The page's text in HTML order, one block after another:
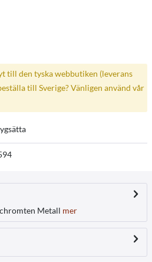
till den tyska webbutiken (leverans
till Sverige? Vänligen använd vår
Metall mer